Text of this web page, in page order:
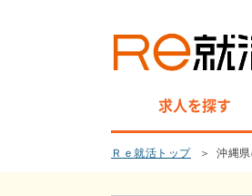
求人を探す
Ｒｅ就活トップ 沖縄